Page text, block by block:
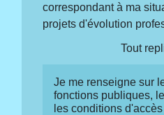
correspondant à ma
projets d'évolution
Tout
Je me renseigne sur
fonctions publiques,
les conditions d'accès